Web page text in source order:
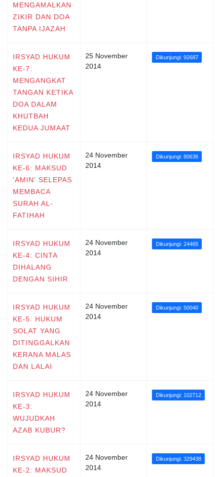
MENGAMALKAN
ZIKIR DAN DOA
TANPA IJAZAH
IRSYAD HUKUM
KE-7:
MENGANGKAT
TANGAN KETIKA
DOA DALAM
KHUTBAH
KEDUA JUMAAT
25 November
2014
Dikunjungi: 92687
IRSYAD HUKUM
KE-6: MAKSUD
'AMIN' SELEPAS
MEMBACA
SURAH AL-
FATIHAH
24 November
2014
Dikunjungi: 80636
IRSYAD HUKUM
KE-4: CINTA
DIHALANG
DENGAN SIHIR
24 November
2014
Dikunjungi: 24465
IRSYAD HUKUM
KE-5: HUKUM
SOLAT YANG
DITINGGALKAN
KERANA MALAS
DAN LALAI
24 November
2014
Dikunjungi: 50040
IRSYAD HUKUM
KE-3:
WUJUDKAH
AZAB KUBUR?
24 November
2014
Dikunjungi: 102712
IRSYAD HUKUM
KE-2: MAKSUD
24 November
2014
Dikunjungi: 329438